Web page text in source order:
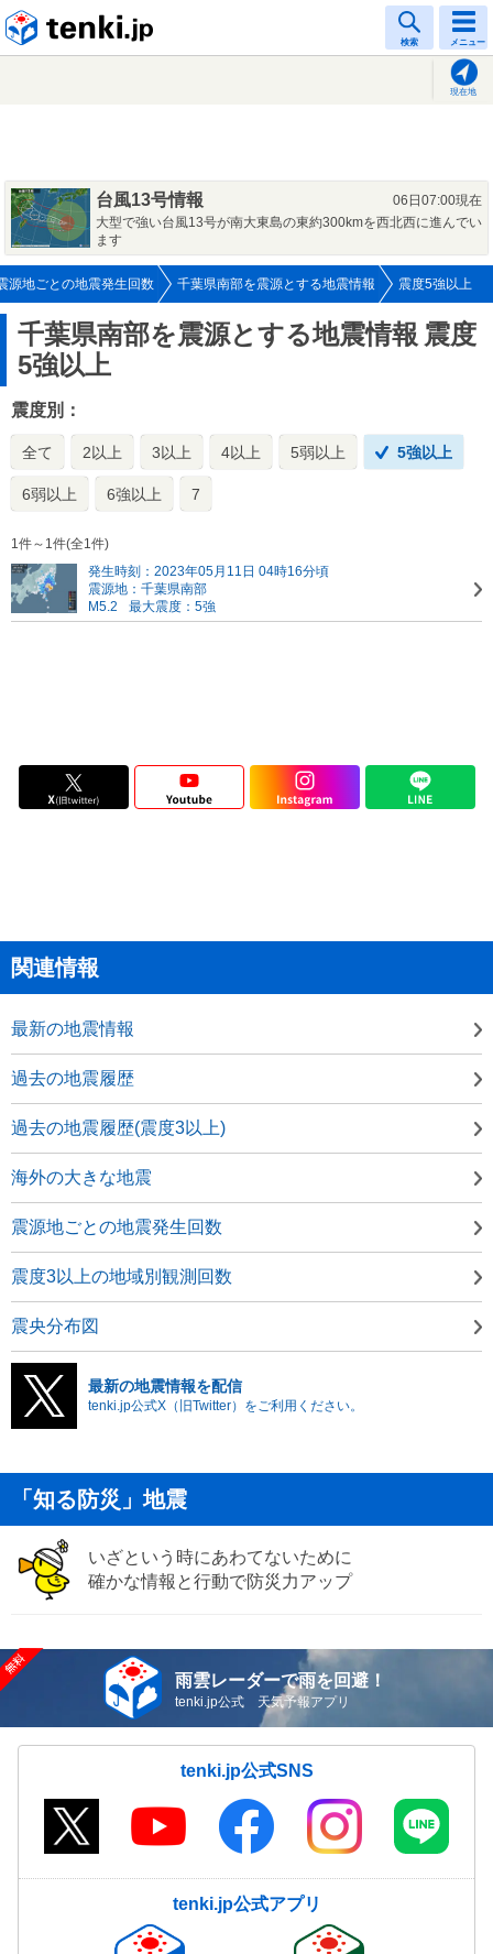
検索 メニュー
現在地
台風13号情報
06日07:00現在
大型で強い台風13号が南大東島の東約300kmを西北西に進んでい
ます
源地ごとの地震発生回数 千葉県南部を震源とする地震情報 震度5強以上
千葉県南部を震源とする地震情報 震度
5強以上
震度別：
全て 2以上 3以上 4以上 5弱以上 5強以上
6弱以上 6強以上 7
1件～1件(全1件)
発生時刻：2023年05月11日 04時16分頃
震源地：千葉県南部
M5.2
最大震度：5強
関連情報
最新の地震情報
過去の地震履歴
過去の地震履歴(震度3以上)
海外の大きな地震
震源地ごとの地震発生回数
震度3以上の地域別観測回数
震央分布図
最新の地震情報を配信
tenki.jp公式X（旧Twitter）をご利用ください。
「知る防災」地震
いざという時にあわてないために
確かな情報と行動で防災力アップ
雨雲レーダーで雨を回避！
tenki.jp公式 天気予報アプリ
tenki.jp公式SNS
tenki.jp公式アプリ